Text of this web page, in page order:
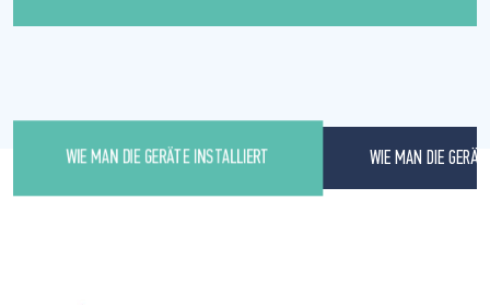
WIE MAN DIE GERÄTE INSTALLIERT WIE MAN DIE